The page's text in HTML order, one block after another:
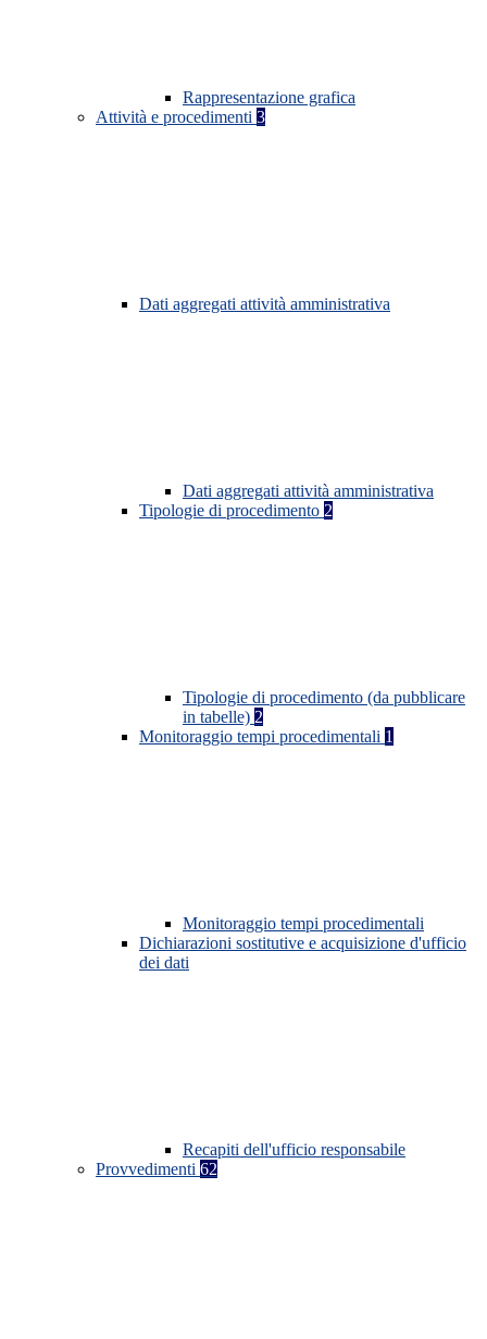
Rappresentazione grafica
Attività e procedimenti 3
Dati aggregati attività amministrativa
Dati aggregati attività amministrativa
Tipologie di procedimento 2
Tipologie di procedimento (da pubblicare
in tabelle) 2
Monitoraggio tempi procedimentali 1
Monitoraggio tempi procedimentali
Dichiarazioni sostitutive e acquisizione d'ufficio
dei dati
Recapiti dell'ufficio responsabile
Provvedimenti 62